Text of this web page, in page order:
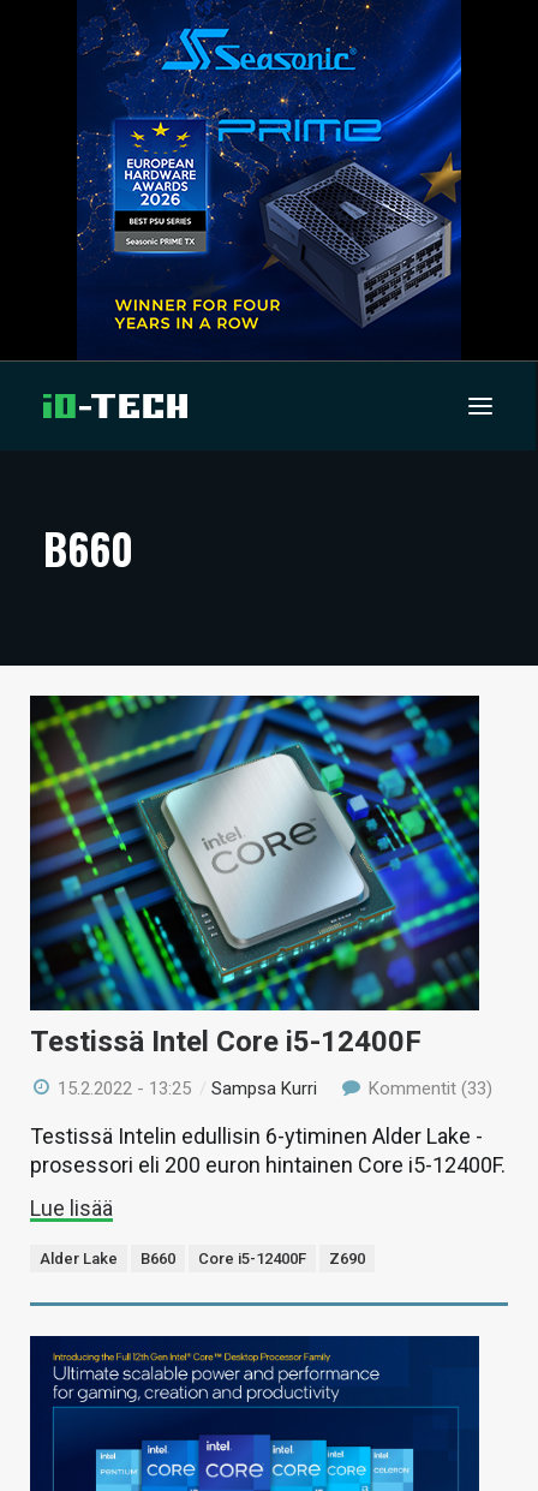
ARTIKKELIT
TECHBBS
TIETOA
HINTA.FI
KAUPPA
VAIHDA TEEMA
HAKU
B660
Testissä Intel Core i5-12400F
15.2.2022 - 13:25 /Sampsa Kurri Kommentit (33)
Testissä Intelin edullisin 6-ytiminen Alder Lake -
prosessori eli 200 euron hintainen Core i5-12400F.
Lue lisää
Alder Lake B660 Core i5-12400F Z690